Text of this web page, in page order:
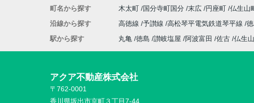
町名から探す
木太町 国分寺町国分 末広 円座町 仏生山
沿線から探す
高徳線 予讃線 高松琴平電気鉄道琴平線
駅から探す
丸亀 徳島 讃岐塩屋 阿波富田 佐古 仏生山
アクア不動産株式会社
〒762-0001
香川県坂出市京町３丁目7-44